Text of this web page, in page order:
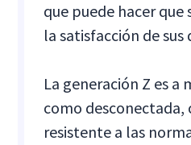
que puede hacer
la satisfacción de sus
La generación Z es a
como desconectada,
resistente a las